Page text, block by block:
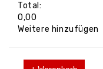
Total:
0,00
Weitere hinzufügen